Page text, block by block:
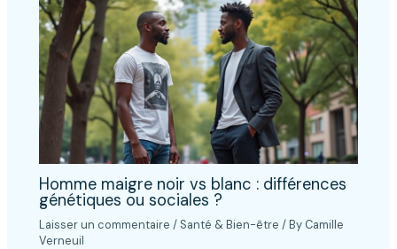
Homme maigre noir vs blanc : différences
génétiques ou sociales ?
Laisser un commentaire / Santé & Bien-être / By Camille
Verneuil